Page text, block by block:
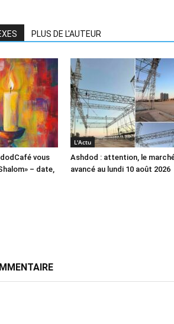
PLUS DE L'AUTEUR
vous
– date,
L'Actu
Ashdod : attention, le
avancé au lundi 10 août 2026